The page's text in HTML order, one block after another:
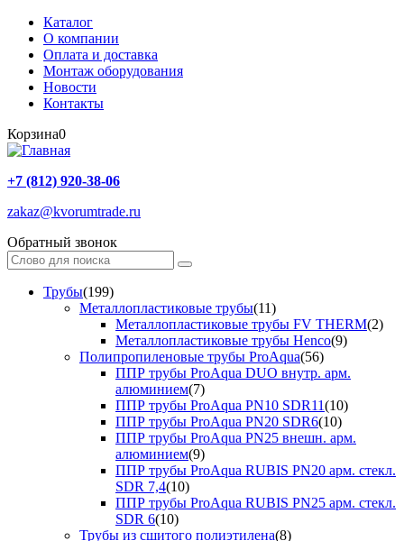
Каталог
О компании
Оплата и доставка
Монтаж оборудования
Новости
Контакты
Корзина0
+7 (812) 920-38-06
zakaz@kvorumtrade.ru
Обратный звонок
Трубы(199)
Металлопластиковые трубы(11)
Металлопластиковые трубы FV THERM(2)
Металлопластиковые трубы Henco(9)
Полипропиленовые трубы ProAqua(56)
ППР трубы ProAqua DUO внутр. арм.
алюминием(7)
ППР трубы ProAqua PN10 SDR11(10)
ППР трубы ProAqua PN20 SDR6(10)
ППР трубы ProAqua PN25 внешн. арм.
алюминием(9)
ППР трубы ProAqua RUBIS PN20 арм. стекл.
SDR 7,4(10)
ППР трубы ProAqua RUBIS PN25 арм. стекл.
SDR 6(10)
Трубы из сшитого полиэтилена(8)